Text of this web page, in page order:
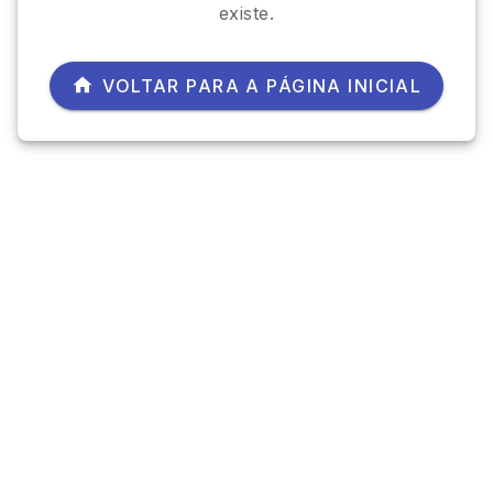
existe.
VOLTAR PARA A PÁGINA INICIAL